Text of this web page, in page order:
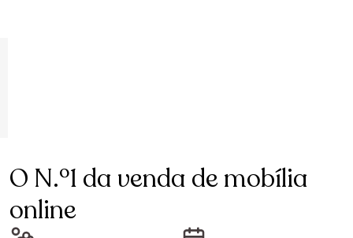
O N.º1 da venda de mobília
online